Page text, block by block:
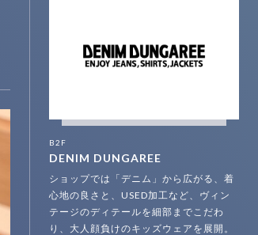
B2F
DENIM DUNGAREE
ショップでは「デニム」から広がる、着
心地の良さと、USED加工など、ヴィン
テージのディテールを細部までこだわ
り、大人顔負けのキッズウェアを展開。